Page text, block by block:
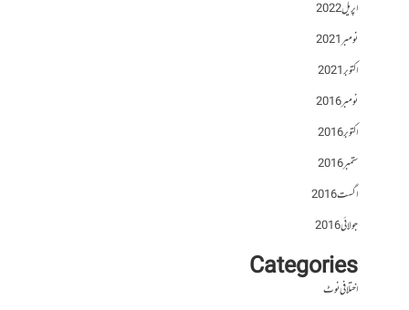
اپریل 2022
نومبر 2021
اکتوبر 2021
نومبر 2016
اکتوبر 2016
ستمبر 2016
اگست 2016
جولائی 2016
Categories
اختلافی نوٹ